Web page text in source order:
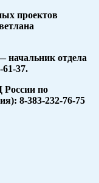
проектов
начальник отдела
37.
по
8-383-232-76-75